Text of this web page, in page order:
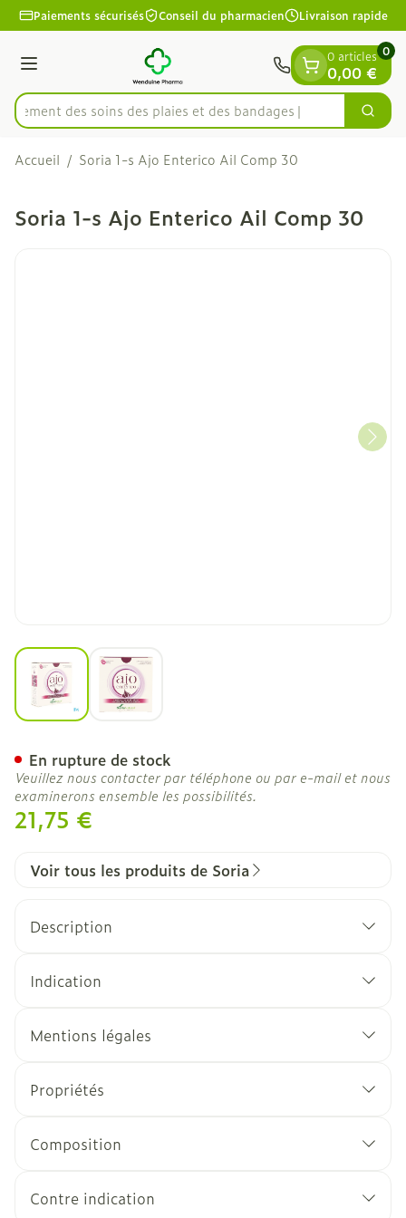
Aller au contenu
1 de 1
Paiements sécurisés Conseil du pharmacien Livraison rapide
Menu
Rechercherdes soins des plaies et des bandages
0 articles
0,00 €
0
Accueil / Soria 1-s Ajo Enterico Ail Comp 30
Soria 1-s Ajo Enterico Ail Comp 30
View larger imageView larger image
21,75 €
En rupture de stock
Veuillez nous contacter par téléphone ou par e-mail et nous
examinerons ensemble les possibilités.
Voir tous les produits de Soria
Description
Indication
Mentions légales
Propriétés
Composition
Contre indication